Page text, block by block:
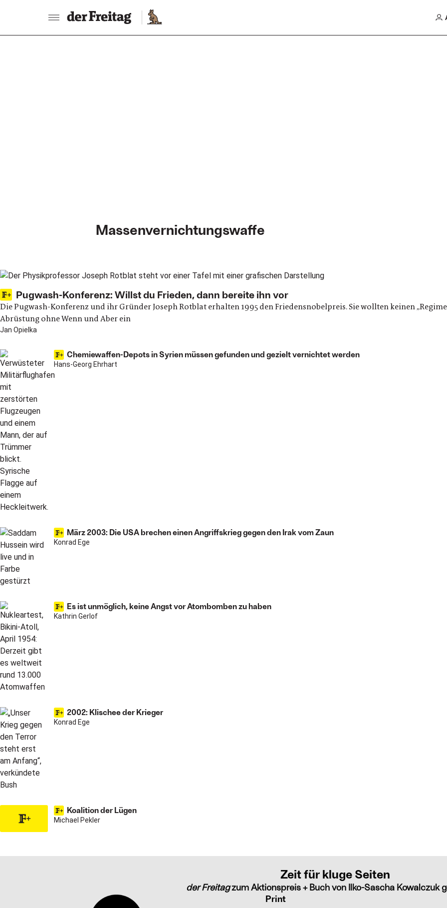
Massenvernichtungswaffe
Main articles
Pugwash-Konferenz: Willst du Frieden, dann bereite ihn vor
Die Pugwash-Konferenz und ihr Gründer Joseph Rotblat erhalten 1995 den Friedensnobelpreis. Sie wollten keinen
Abrüstung ohne Wenn und Aber ein
Jan Opielka
Chemiewaffen-Depots in Syrien müssen gefunden und gezielt vernichtet werden
Hans-Georg Ehrhart
März 2003: Die USA brechen einen Angriffskrieg gegen den Irak vom Zaun
Konrad Ege
Es ist unmöglich, keine Angst vor Atombomben zu haben
Kathrin Gerlof
2002: Klischee der Krieger
Konrad Ege
Koalition der Lügen
Michael Pekler
Zeit für kluge Seiten
der Freitagzum Aktionspreis + Buch von Ilko-Sascha Kowalczuk
Print